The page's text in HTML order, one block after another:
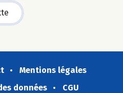
Mentions légales
données
CGU